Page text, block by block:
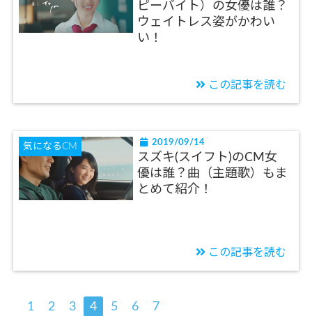
ピーバイト）の女優は誰？
ウェイトレス姿がかわい
い！
この記事を読む
気になるCM 2019/09/14
スズキ(スイフト)のCM女
優は誰？曲（主題歌）もま
とめて紹介！
この記事を読む
1 2 3 4 5 6 7